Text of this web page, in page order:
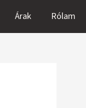
Árak Rólam